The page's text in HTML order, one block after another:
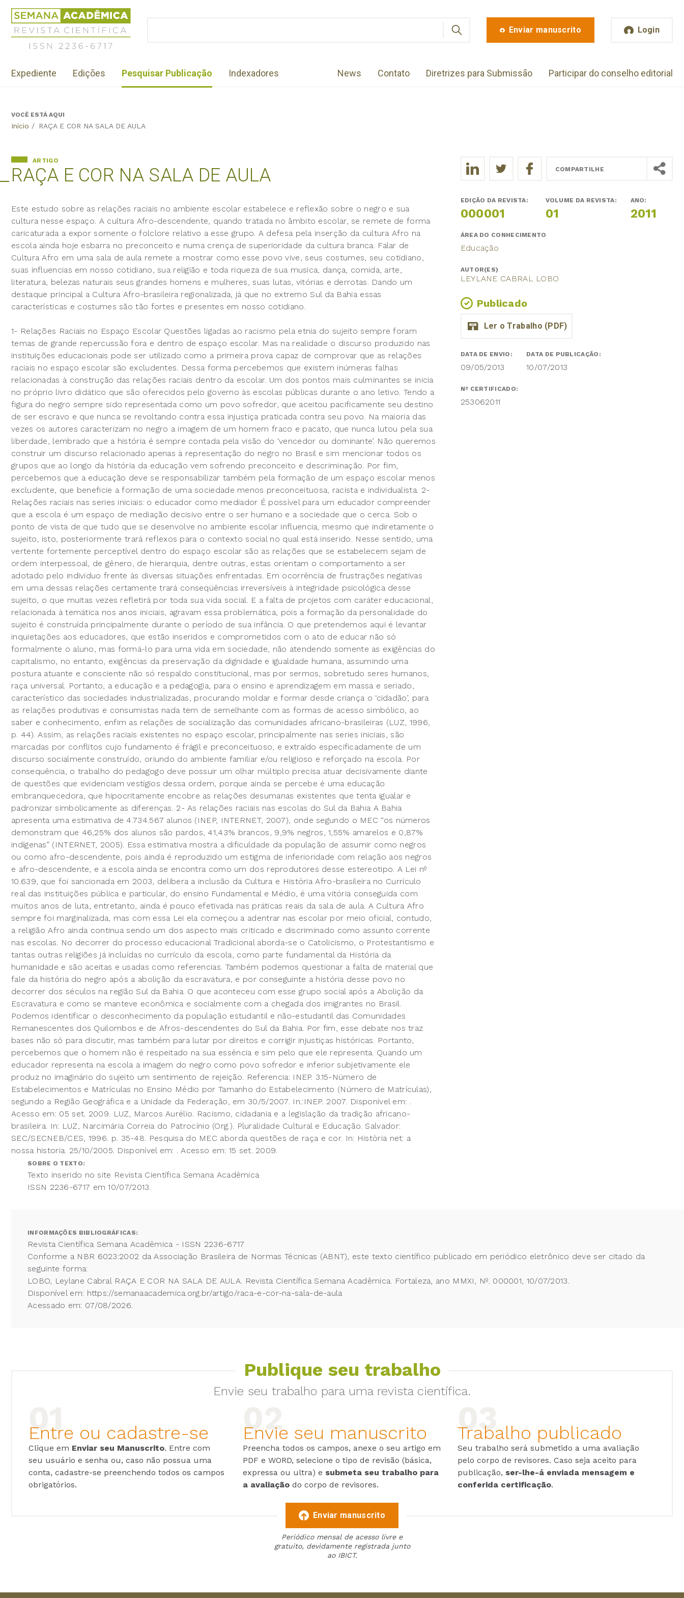
Jump
navigation
Revista
Científica
Semana
Acadêmica
2236-
Enviar manuscrito Login
Menu
institutional
Expediente Edições Pesquisar Publicação Indexadores News Contato Diretrizes para Submissão Participar do conselho editorial
BackVOCÊ ESTÁ AQUI
Início / RAÇA E COR NA SALA DE AULA
RAÇA E COR NA SALA DE AULA
ARTIGO
Este estudo sobre as relações raciais no ambiente escolar estabelece e reflexão sobre o negro e sua
cultura nesse espaço. A cultura Afro-descendente, quando tratada no âmbito escolar, se remete de forma
caricaturada a expor somente o folclore relativo a esse grupo. A defesa pela inserção da cultura Afro na
escola ainda hoje esbarra no preconceito e numa crença de superioridade da cultura branca. Falar de
Cultura Afro em uma sala de aula remete a mostrar como esse povo vive, seus costumes, seu cotidiano,
suas influencias em nosso cotidiano, sua religião e toda riqueza de sua musica, dança, comida, arte,
literatura, belezas naturais seus grandes homens e mulheres, suas lutas, vitórias e derrotas. Dando um
destaque principal a Cultura Afro-brasileira regionalizada, já que no extremo Sul da Bahia essas
características e costumes são tão fortes e presentes em nosso cotidiano.
1- Relações Raciais no Espaço Escolar Questões ligadas ao racismo pela etnia do sujeito sempre foram
temas de grande repercussão fora e dentro de espaço escolar. Mas na realidade o discurso produzido nas
instituições educacionais pode ser utilizado como a primeira prova capaz de comprovar que as relações
raciais no espaço escolar são excludentes. Dessa forma percebemos que existem inúmeras falhas
relacionadas à construção das relações raciais dentro da escolar. Um dos pontos mais culminantes se inicia
no próprio livro didático que são oferecidos pelo governo às escolas públicas durante o ano letivo. Tendo a
figura do negro sempre sido representada como um povo sofredor, que aceitou pacificamente seu destino
de ser escravo e que nunca se revoltando contra essa injustiça praticada contra seu povo. Na maioria das
vezes os autores caracterizam no negro a imagem de um homem fraco e pacato, que nunca lutou pela sua
liberdade, lembrado que a história é sempre contada pela visão do ‘vencedor ou dominante’. Não queremos
construir um discurso relacionado apenas à representação do negro no Brasil e sim mencionar todos os
grupos que ao longo da história da educação vem sofrendo preconceito e descriminação. Por fim,
percebemos que a educação deve se responsabilizar também pela formação de um espaço escolar menos
excludente, que beneficie a formação de uma sociedade menos preconceituosa, racista e individualista. 2-
Relações raciais nas series iniciais: o educador como mediador É possível para um educador compreender
que a escola é um espaço de mediação decisivo entre o ser humano e a sociedade que o cerca. Sob o
ponto de vista de que tudo que se desenvolve no ambiente escolar influencia, mesmo que indiretamente o
sujeito, isto, posteriormente trará reflexos para o contexto social no qual está inserido. Nesse sentido, uma
vertente fortemente perceptível dentro do espaço escolar são as relações que se estabelecem sejam de
ordem interpessoal, de gênero, de hierarquia, dentre outras, estas orientam o comportamento a ser
adotado pelo individuo frente às diversas situações enfrentadas. Em ocorrência de frustrações negativas
em uma dessas relações certamente trará conseqüências irreversíveis à integridade psicológica desse
sujeito, o que muitas vezes refletirá por toda sua vida social. E a falta de projetos com caráter educacional,
relacionada à temática nos anos iniciais, agravam essa problemática, pois a formação da personalidade do
sujeito é construída principalmente durante o período de sua infância. O que pretendemos aqui é levantar
inquietações aos educadores, que estão inseridos e comprometidos com o ato de educar não só
formalmente o aluno, mas formá-lo para uma vida em sociedade, não atendendo somente as exigências do
capitalismo, no entanto, exigências da preservação da dignidade e igualdade humana, assumindo uma
postura atuante e consciente não só respaldo constitucional, mas por sermos, sobretudo seres humanos,
raça universal. Portanto, a educação e a pedagogia, para o ensino e aprendizagem em massa e seriado,
característico das sociedades industrializadas, procurando moldar e formar desde criança o ‘cidadão’, para
as relações produtivas e consumistas nada tem de semelhante com as formas de acesso simbólico, ao
saber e conhecimento, enfim as relações de socialização das comunidades africano-brasileiras (LUZ, 1996,
p. 44). Assim, as relações raciais existentes no espaço escolar, principalmente nas series iniciais, são
marcadas por conflitos cujo fundamento é frágil e preconceituoso, e extraído especificadamente de um
discurso socialmente construído, oriundo do ambiente familiar e/ou religioso e reforçado na escola. Por
consequência, o trabalho do pedagogo deve possuir um olhar múltiplo precisa atuar decisivamente diante
de questões que evidenciam vestígios dessa ordem, porque ainda se percebe é uma educação
embranquecedora, que hipocritamente encobre as relações desumanas existentes que tenta igualar e
padronizar simbolicamente as diferenças. 2- As relações raciais nas escolas do Sul da Bahia A Bahia
apresenta uma estimativa de 4.734.567 alunos (INEP, INTERNET, 2007), onde segundo o MEC “os números
demonstram que 46,25% dos alunos são pardos, 41,43% brancos, 9,9% negros, 1,55% amarelos e 0,87%
indígenas” (INTERNET, 2005). Essa estimativa mostra a dificuldade da população de assumir como negros
ou como afro-descendente, pois ainda é reproduzido um estigma de inferioridade com relação aos negros
e afro-descendente, e a escola ainda se encontra como um dos reprodutores desse estereotipo. A Lei nº
10.639, que foi sancionada em 2003, delibera a inclusão da Cultura e História Afro-brasileira no Currículo
real das instituições pública e particular, do ensino Fundamental e Médio, é uma vitória conseguida com
muitos anos de luta, entretanto, ainda é pouco efetivada nas práticas reais da sala de aula. A Cultura Afro
sempre foi marginalizada, mas com essa Lei ela começou a adentrar nas escolar por meio oficial, contudo,
a religião Afro ainda continua sendo um dos aspecto mais criticado e discriminado como assunto corrente
nas escolas. No decorrer do processo educacional Tradicional aborda-se o Catolicismo, o Protestantismo e
tantas outras religiões já incluídas no currículo da escola, como parte fundamental da História da
humanidade e são aceitas e usadas como referencias. Também podemos questionar a falta de material que
fale da história do negro após a abolição da escravatura, e por conseguinte a história desse povo no
decorrer dos séculos na região Sul da Bahia. O que aconteceu com esse grupo social após a Abolição da
Escravatura e como se manteve econômica e socialmente com a chegada dos imigrantes no Brasil.
Podemos identificar o desconhecimento da população estudantil e não-estudantil das Comunidades
Remanescentes dos Quilombos e de Afros-descendentes do Sul da Bahia. Por fim, esse debate nos traz
bases não só para discutir, mas também para lutar por direitos e corrigir injustiças históricas. Portanto,
percebemos que o homem não é respeitado na sua essência e sim pelo que ele representa. Quando um
educador representa na escola a imagem do negro como povo sofredor e inferior subjetivamente ele
produz no imaginário do sujeito um sentimento de rejeição. Referencia: INEP. 3.15-Número de
Estabelecimentos e Matrículas no Ensino Médio por Tamanho do Estabelecimento (Número de Matrículas),
segundo a Região Geográfica e a Unidade da Federação, em 30/5/2007. In.:INEP. 2007. Disponível em: .
Acesso em: 05 set. 2009. LUZ, Marcos Aurélio. Racismo, cidadania e a legislação da tradição africano-
brasileira. In: LUZ, Narcimária Correia do Patrocínio (Org.). Pluralidade Cultural e Educação. Salvador:
SEC/SECNEB/CES, 1996. p. 35-48. Pesquisa do MEC aborda questões de raça e cor. In: Història net: a
nossa historia. 25/10/2005. Disponível em: . Acesso em: 15 set. 2009.
COMPARTILHE
EDIÇÃO DA REVISTA:
000001
VOLUME DA REVISTA:
01
ANO:
2011
ÁREA DO CONHECIMENTO
Educação
AUTOR(ES)
LEYLANE CABRAL LOBO
Publicado
DATA DE ENVIO:
09/05/2013
DATA DE PUBLICAÇÃO:
10/07/2013
Nº CERTIFICADO:
253062011
SOBRE O TEXTO:
Texto inserido no site Revista Científica Semana Acadêmica
ISSN 2236-6717 em 10/07/2013.
INFORMAÇÕES BIBLIOGRÁFICAS:
Revista Científica Semana Acadêmica - ISSN 2236-6717
Conforme a NBR 6023:2002 da Associação Brasileira de Normas Técnicas (ABNT), este texto científico publicado em periódico eletrônico deve ser citado da
seguinte forma:
LOBO, Leylane Cabral RAÇA E COR NA SALA DE AULA. Revista Científica Semana Acadêmica. Fortaleza, ano MMXI, Nº. 000001, 10/07/2013.
Disponível em: https://semanaacademica.org.br/artigo/raca-e-cor-na-sala-de-aula
Acessado em: 07/08/2026.
Publique seu trabalho
Envie seu trabalho para uma revista científica.
Entre ou cadastre-se
Clique em Enviar seu Manuscrito. Entre com
seu usuário e senha ou, caso não possua uma
conta, cadastre-se preenchendo todos os campos
obrigatórios.
Envie seu manuscrito
Preencha todos os campos, anexe o seu artigo em
PDF e WORD, selecione o tipo de revisão (básica,
expressa ou ultra) e submeta seu trabalho para
a avaliação do corpo de revisores.
Trabalho publicado
Seu trabalho será submetido a uma avaliação
pelo corpo de revisores. Caso seja aceito para
publicação, ser-lhe-á enviada mensagem e
conferida certificação.
Enviar manuscrito
Periódico mensal de acesso livre e
gratuito, devidamente registrada junto
ao IBICT.